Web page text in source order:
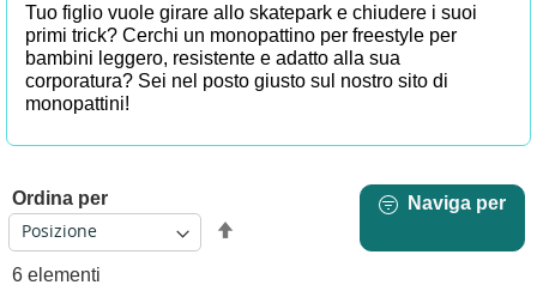
Tuo figlio vuole girare allo skatepark e chiudere i suoi
primi trick? Cerchi un monopattino per freestyle per
bambini leggero, resistente e adatto alla sua
corporatura? Sei nel posto giusto sul nostro sito di
monopattini!
6 elementi
Ordina per
Naviga per